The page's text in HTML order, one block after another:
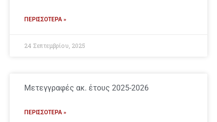
ΠΕΡΙΣΣΌΤΕΡΑ »
24 Σεπτεμβρίου, 2025
Μετεγγραφές ακ. έτους 2025-2026
ΠΕΡΙΣΣΌΤΕΡΑ »